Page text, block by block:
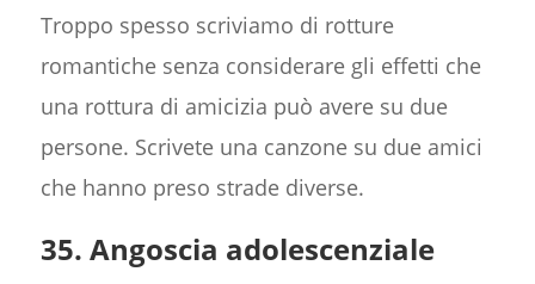
Troppo spesso scriviamo di rotture
romantiche senza considerare gli effetti che
una rottura di amicizia può avere su due
persone. Scrivete una canzone su due amici
che hanno preso strade diverse.
35. Angoscia adolescenziale